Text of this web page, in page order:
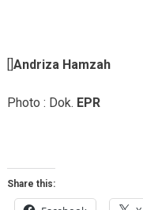
[]Andriza Hamzah
Photo : Dok. EPR
Share this: